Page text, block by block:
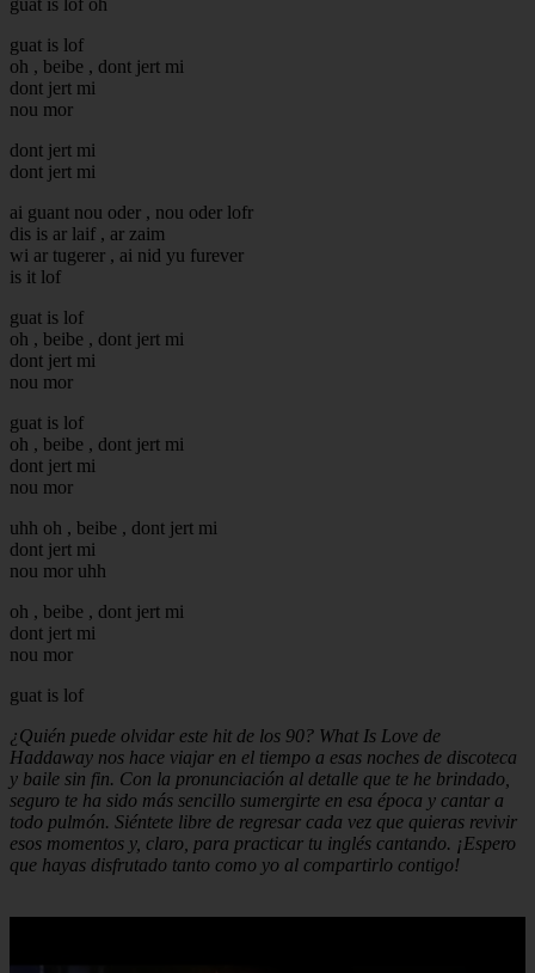
guat is lof
oh , beibe , dont jert mi
dont jert mi
nou mor
dont jert mi
dont jert mi
ai guant nou oder , nou oder lofr
dis is ar laif , ar zaim
wi ar tugerer , ai nid yu furever
is it lof
guat is lof
oh , beibe , dont jert mi
dont jert mi
nou mor
guat is lof
oh , beibe , dont jert mi
dont jert mi
nou mor
uhh oh , beibe , dont jert mi
dont jert mi
nou mor uhh
oh , beibe , dont jert mi
dont jert mi
nou mor
guat is lof
¿Quién puede olvidar este hit de los 90? What Is Love de
Haddaway nos hace viajar en el tiempo a esas noches de discoteca
y baile sin fin. Con la pronunciación al detalle que te he brindado,
seguro te ha sido más sencillo sumergirte en esa época y cantar a
todo pulmón. Siéntete libre de regresar cada vez que quieras revivir
esos momentos y, claro, para practicar tu inglés cantando. ¡Espero
que hayas disfrutado tanto como yo al compartirlo contigo!